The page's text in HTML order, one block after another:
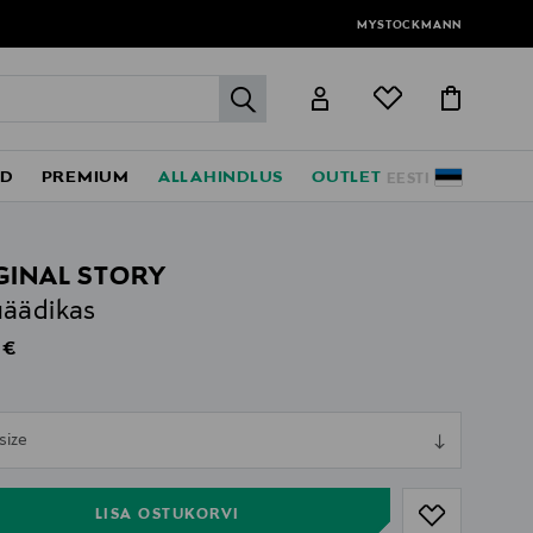
MYSTOCKMANN
label.header.go
EESTI
PREMIUM ALLAHINDLUS OUTLET
STORY
Price
€
LISA OSTUKORVI
null